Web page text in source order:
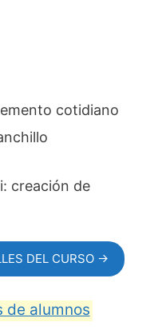
cotidiano
creación de
DEL CURSO →
de alumnos